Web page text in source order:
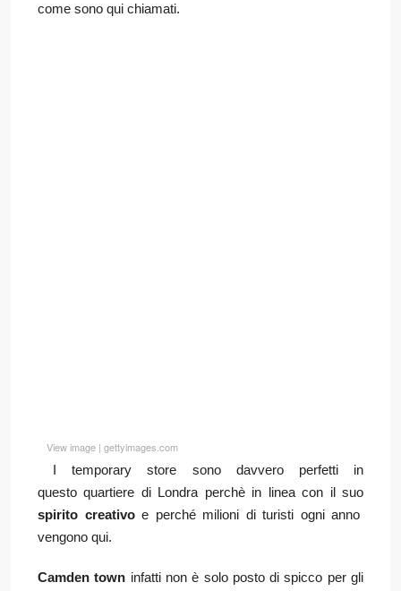
come sono qui chiamati.
View image | gettyimages.com
I temporary store sono davvero perfetti in
questo quartiere di Londra perchè in linea con il suo
spirito creativoe perché milioni di turisti ogni anno
vengono qui.
Camden town infatti non è solo posto di spicco per gli